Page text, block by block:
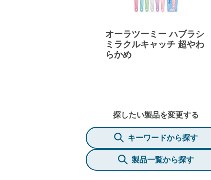
オーラツーミー ハブラシ
ミラクルキャッチ 超やわ
らかめ
探したい製品を変更する
キーワードから探す
製品一覧から探す